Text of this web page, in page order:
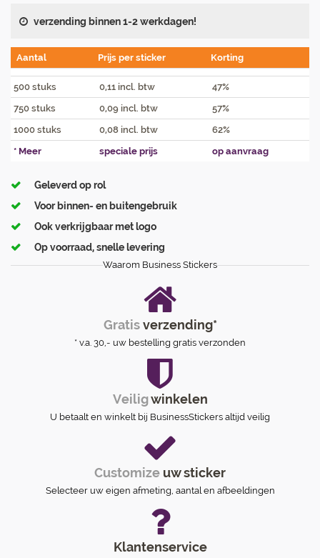
verzending binnen 1-2 werkdagen!
Aantal Prijs per sticker Korting
500 stuks 0,11 incl. btw
47%
750 stuks
0,09 incl. btw
57%
1000 stuks
0,08 incl. btw
62%
* Meer
speciale prijs op aanvraag
Geleverd op rol
Voor binnen- en buitengebruik
Ook verkrijgbaar met logo
Op voorraad, snelle levering
Waarom Business Stickers
Gratisverzending*
* v.a. 30,- uw bestelling gratis verzonden
Veiligwinkelen
U betaalt en winkelt bij BusinessStickers altijd veilig
Customize uw sticker
Selecteer uw eigen afmeting, aantal en afbeeldingen
Klantenservice